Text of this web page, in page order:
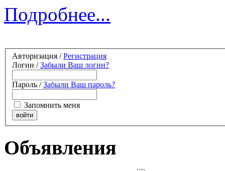
Подробнее...
Авторизация /Регистрация
Логин /Забыли Ваш логин?
Пароль /Забыли Ваш пароль?
Запомнить меня
Объявления